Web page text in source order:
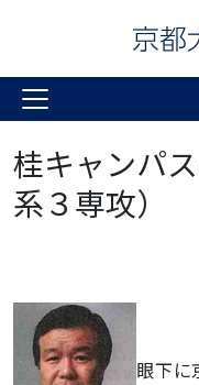
桂キャンパ
系３専攻）
眼下に